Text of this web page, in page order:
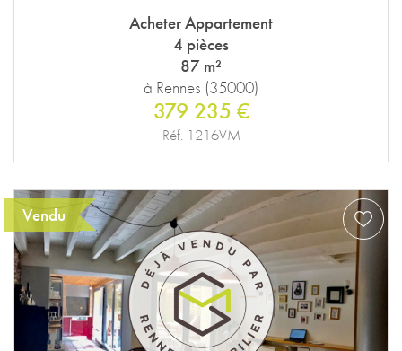
Acheter Appartement
4 pièces
87 m²
à Rennes (35000)
379 235 €
Réf. 1216VM
Vendu